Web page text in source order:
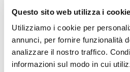
Questo sito web utilizza i cookie
Utilizziamo i cookie per
annunci, per fornire funzionalità
analizzare il nostro traffico.
informazioni sul modo in cui
LEGUMI: IDEE
NUTRIENTI E
PREPARARE